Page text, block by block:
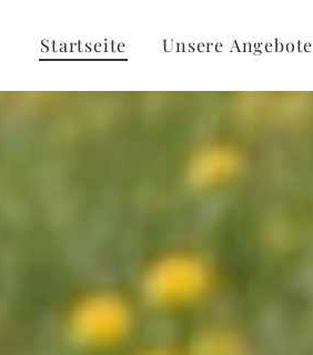
Startseite Unsere Angebote